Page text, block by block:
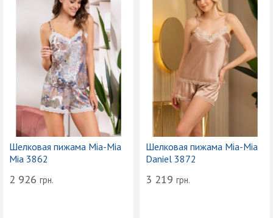
Шелковая пижама Mia-Mia
Mia 3862
2 926 грн.
Шелковая пижама Mia-Mia
Daniel 3872
3 219 грн.